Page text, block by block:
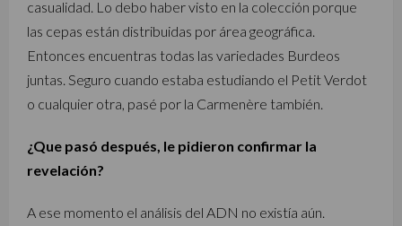
casualidad. Lo debo haber visto en la colección porque
las cepas están distribuidas por área geográfica.
Entonces encuentras todas las variedades Burdeos
juntas. Seguro cuando estaba estudiando el Petit Verdot
o cualquier otra, pasé por la Carmenère también.
¿Que pasó después, le pidieron confirmar la
revelación?
A ese momento el análisis del ADN no existía aún.